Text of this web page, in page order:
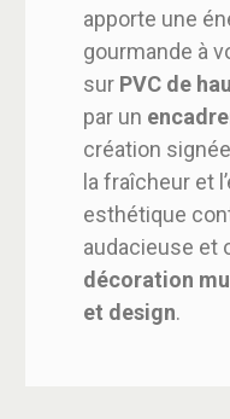
apporte une
gourmande à
sur PVC de
par un
création
la fraîcheur et
esthétique
audacieuse et
décoration
et design.